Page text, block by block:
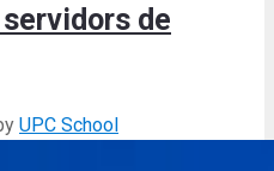
de
UPC School